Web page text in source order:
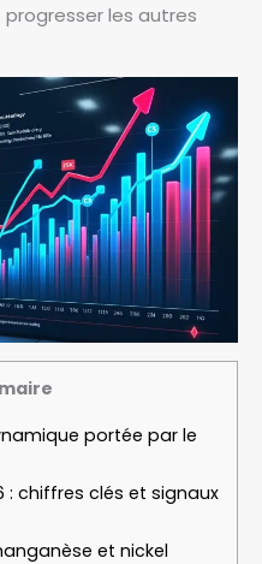
les autres
portée par le
: chiffres clés et signaux
et nickel